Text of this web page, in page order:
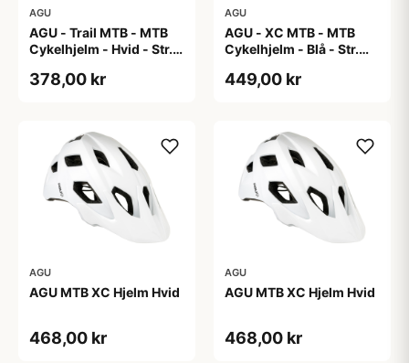
AGU
AGU - Trail MTB - MTB
Cykelhjelm - Hvid - Str.
378,00 kr
AGU
AGU - XC MTB - MTB
Cykelhjelm - Blå - Str.
449,00 kr
AGU
AGU MTB XC Hjelm Hvid
468,00 kr
AGU
AGU MTB XC Hjelm Hvid
468,00 kr